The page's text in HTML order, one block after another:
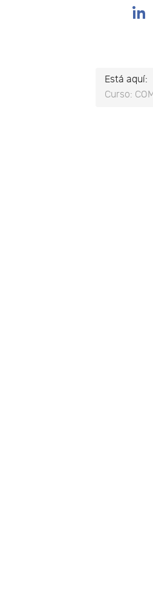
Está aquí:
Curso: